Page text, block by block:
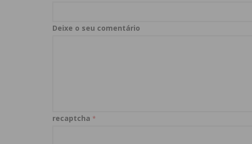
Deixe o seu comentário
recaptcha *